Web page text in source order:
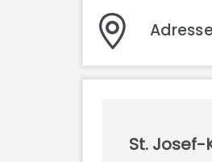
St. Josef-